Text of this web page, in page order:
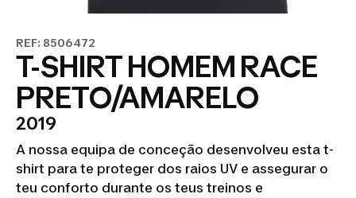
REF: 8506472
T-SHIRT HOMEM RACE
PRETO/AMARELO
2019
A nossa equipa de conceção desenvolveu esta t-
shirt para te proteger dos raios UV e assegurar o
teu conforto durante os teus treinos e